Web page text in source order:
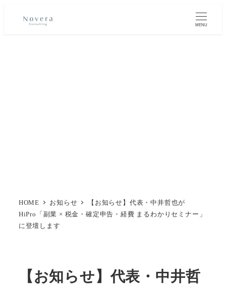
MENU
HOME お知らせ
【お知らせ】代表・中井哲也が
HiPro「副業 × 税金・確定申告・経費 まるわかりセミナー」
に登壇します
【お知らせ】代表・中井哲